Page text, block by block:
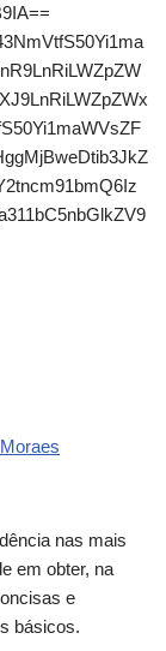
nas mais
em obter, na
e
básicos.